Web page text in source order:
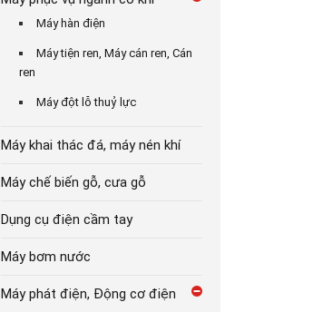
Máy hàn điện
Máy tiện ren, Máy cán ren, Cán
ren
Máy đột lỗ thuỷ lực
Máy khai thác đá, máy nén khí
Máy chế biến gỗ, cưa gỗ
Dụng cụ điện cầm tay
Máy bơm nước
Máy phát điện, Động cơ điện